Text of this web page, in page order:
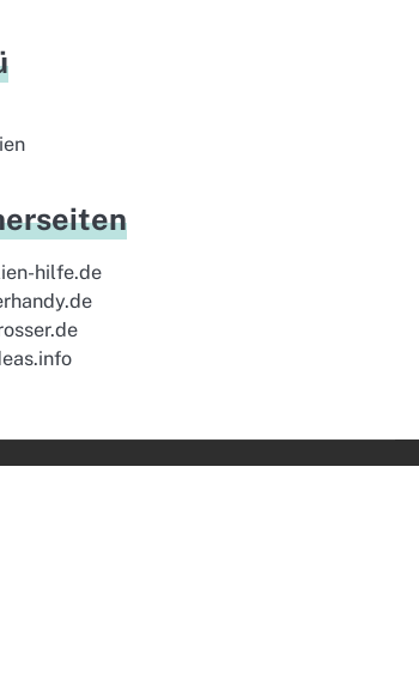
hilfe.de